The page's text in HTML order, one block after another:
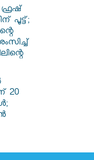
ഫ്രഷ്
പൂട്ട്;
20